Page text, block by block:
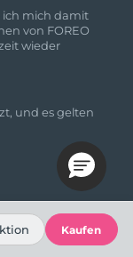
ich mich damit
von FOREO
wieder
und es gelten
Kaufen